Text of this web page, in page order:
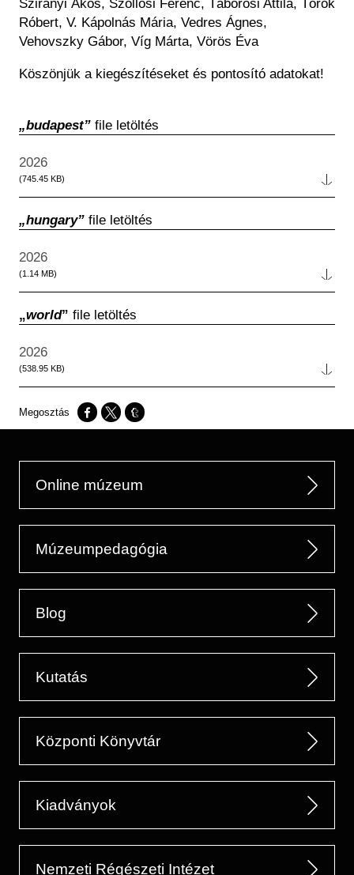
Szirányi Ákos, Szöllősi Ferenc, Táborosi Attila, Török
Róbert, V. Kápolnás Mária, Vedres Ágnes,
Vehovszky Gábor, Víg Márta, Vörös Éva
Köszönjük a kiegészítéseket és pontosító adatokat!
„budapest” file letöltés
Év
2026
Fájl
(745.45 KB)
„hungary” file letöltés
Év
2026
Fájl
(1.14 MB)
„world” file letöltés
Év
2026
Fájl
(538.95 KB)
Opens in a new window
Opens in a new window
Opens in a new window
Online múzeum
Múzeumpedagógia
Blog
Kutatás
Központi Könyvtár
Kiadványok
Nemzeti Régészeti Intézet